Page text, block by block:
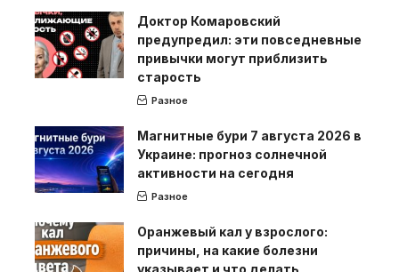
Доктор Комаровский
предупредил: эти повседневные
привычки могут приблизить
старость
Разное
Магнитные бури 7 августа 2026 в
Украине: прогноз солнечной
активности на сегодня
Разное
Оранжевый кал у взрослого:
причины, на какие болезни
указывает и что делать